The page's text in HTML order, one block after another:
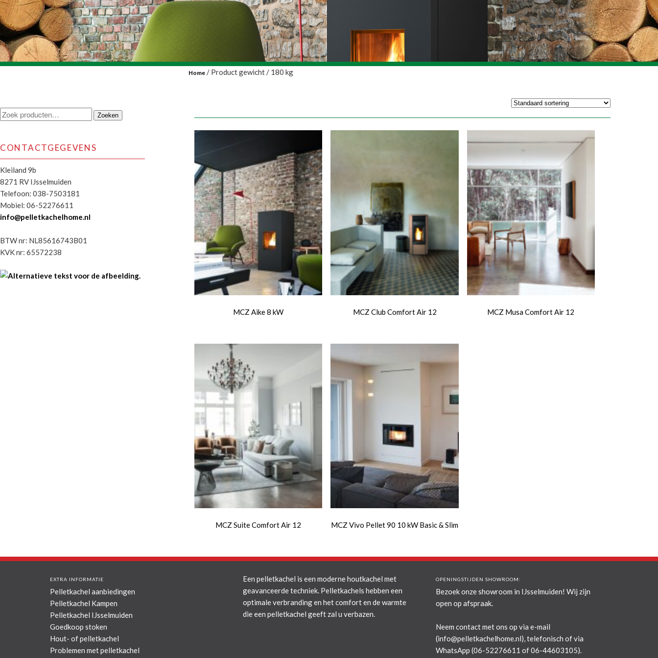
Home/ Product gewicht / 180 kg
MCZ Aike 8 kW MCZ Club Comfort Air 12 MCZ Musa Comfort Air 12
MCZ Suite Comfort Air 12 MCZ Vivo Pellet 90 10 kW Basic & Slim
Zoeken
Zoeken
CONTACTGEGEVENS
Kleiland 9b
8271 RV IJsselmuiden
Telefoon: 038-7503181
Mobiel: 06-52276611
info@pelletkachelhome.nl
BTW nr: NL85616743B01
KVK nr: 65572238
EXTRA INFORMATIE
Pelletkachel aanbiedingen
Pelletkachel Kampen
Pelletkachel IJsselmuiden
Goedkoop stoken
Hout- of pelletkachel
Problemen met pelletkachel
Een pelletkachel is een moderne houtkachel met
geavanceerde techniek. Pelletkachels hebben een
optimale verbranding en het comfort en de warmte
die een pelletkachel geeft zal u verbazen.
OPENINGSTIJDEN SHOWROOM:
Bezoek onze showroom in IJsselmuiden! Wij zijn
open op afspraak.
Neem contact met ons op via e-mail
(info@pelletkachelhome.nl), telefonisch of via
WhatsApp (06-52276611 of 06-44603105).